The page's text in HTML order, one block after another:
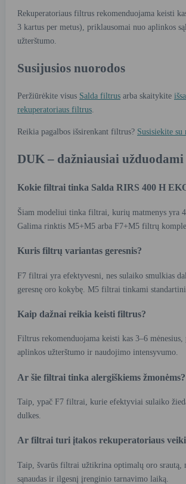
Rekuperatoriaus filtrus rekomenduojama keisti
3 kartus per metus), priklausomai nuo aplinkos
užterštumo.
Susijusios nuorodos
Peržiūrėkite visus Salda filtrus arba skaitykite
rekuperatoriaus filtrus
Reikia pagalbos išsirenkant filtrus? Susisiekite su
DUK – dažniausiai
Kokie filtrai tinka Salda RIRS 400 H
Šiam modeliui tinka filtrai, kurių matmenys yra
Galima rinktis M5+M5 arba F7+M5 filtrų
Kuris filtrų variantas geresnis?
F7 filtrai yra efektyvesni, nes sulaiko smulkias
geresnę oro kokybę. M5 filtrai tinkami
Kaip dažnai reikia keisti filtrus?
Filtrus rekomenduojama keisti kas 3–6
aplinkos užterštumo ir naudojimo intensyvumo.
Ar šie filtrai tinka alergiškiems žmonėms?
Taip, ypač F7 filtrai, kurie efektyviai sulaiko
dulkes.
Ar filtrai turi įtakos rekuperatoriaus
Taip, švarūs filtrai užtikrina optimalų oro srautą,
sąnaudas ir ilgesnį įrenginio tarnavimo laiką.